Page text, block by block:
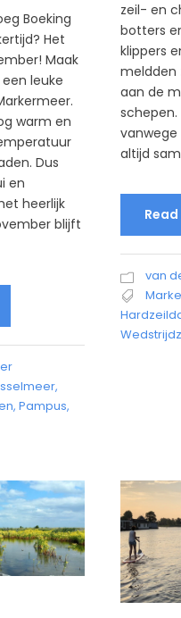
Boeking
Het
Maak
leuke
warm en
Dus
en
heerlijk
blijft
,
, Pampus,
zeil- en
botters
klippers
meldden
aan de
schepen.
vanwege
altijd
van